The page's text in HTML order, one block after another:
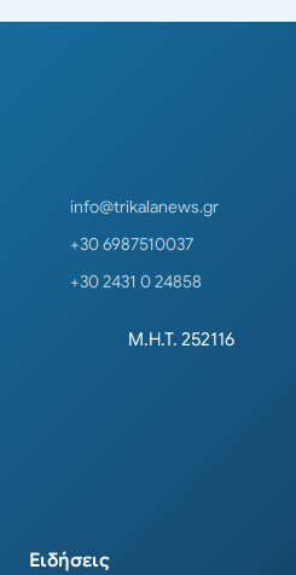
info@trikalanews.gr
+30 6987510037
+30 2431 0 24858
Μ.Η.Τ. 252116
Ειδήσεις